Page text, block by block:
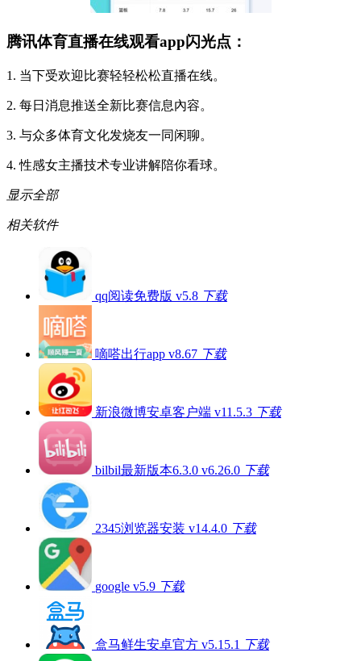
腾讯体育直播在线观看app闪光点：
1. 当下受欢迎比赛轻轻松松直播在线。
2. 每日消息推送全新比赛信息內容。
3. 与众多体育文化发烧友一同闲聊。
4. 性感女主播技术专业讲解陪你看球。
显示全部
相关软件
qq阅读免费版 v5.8 下载
嘀嗒出行app v8.67 下载
新浪微博安卓客户端 v11.5.3 下载
bilbil最新版本6.3.0 v6.26.0 下载
2345浏览器安装 v14.4.0 下载
google v5.9 下载
盒马鲜生安卓官方 v5.15.1 下载